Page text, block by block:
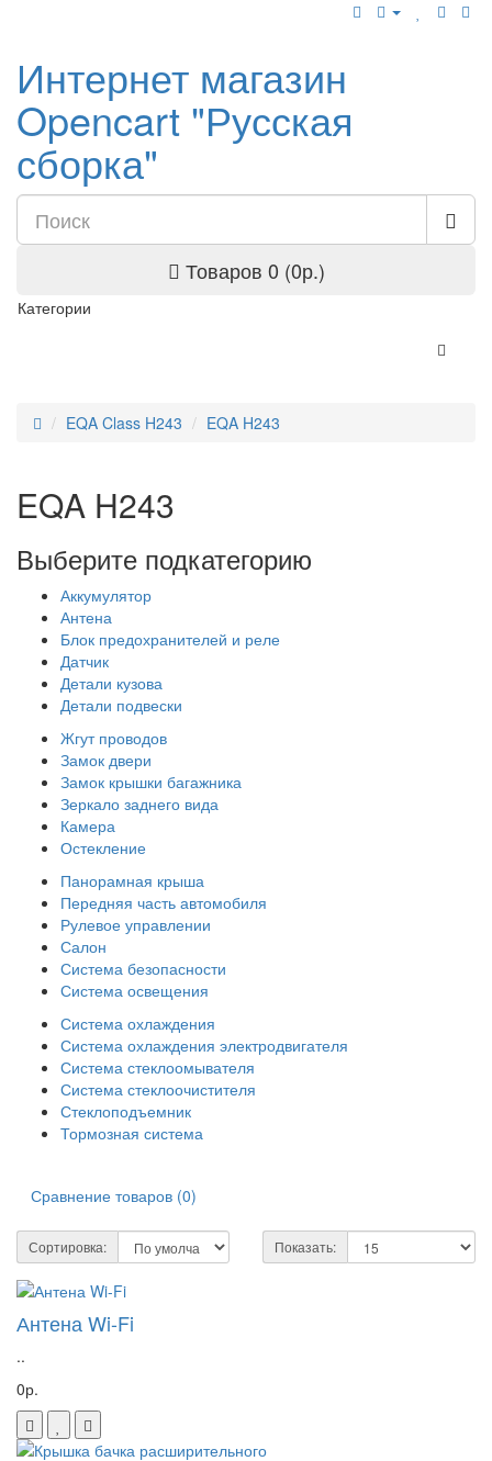
Интернет магазин
Opencart "Русская
сборка"
Товаров 0 (0р.)
Категории
EQA Class H243 EQA H243
EQA H243
Выберите подкатегорию
Аккумулятор
Антена
Блок предохранителей и реле
Датчик
Детали кузова
Детали подвески
Жгут проводов
Замок двери
Замок крышки багажника
Зеркало заднего вида
Камера
Остекление
Панорамная крыша
Передняя часть автомобиля
Рулевое управлении
Салон
Система безопасности
Система освещения
Система охлаждения
Система охлаждения электродвигателя
Система стеклоомывателя
Система стеклоочистителя
Стеклоподъемник
Тормозная система
Сравнение товаров (0)
Сортировка: Показать:
Антена Wi-Fi
..
0р.